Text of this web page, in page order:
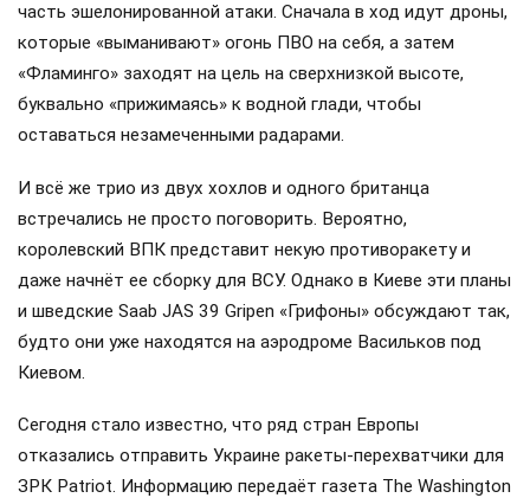
часть эшелонированной атаки. Сначала в ход идут дроны,
которые «выманивают» огонь ПВО на себя, а затем
«Фламинго» заходят на цель на сверхнизкой высоте,
буквально «прижимаясь» к водной глади, чтобы
оставаться незамеченными радарами.
И всё же трио из двух хохлов и одного британца
встречались не просто поговорить. Вероятно,
королевский ВПК представит некую противоракету и
даже начнёт ее сборку для ВСУ. Однако в Киеве эти планы
и шведские Saab JAS 39 Gripen «Грифоны» обсуждают так,
будто они уже находятся на аэродроме Васильков под
Киевом.
Сегодня стало известно, что ряд стран Европы
отказались отправить Украине ракеты-перехватчики для
ЗРК Patriot. Информацию передаёт газета The Washington